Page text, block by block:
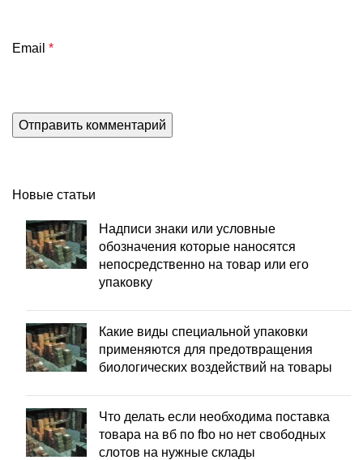
Email *
Новые статьи
Надписи знаки или условные
обозначения которые наносятся
непосредственно на товар или его
упаковку
Какие виды специальной упаковки
применяются для предотвращения
биологических воздействий на товары
Что делать если необходима поставка
товара на вб по fbo но нет свободных
слотов на нужные склады